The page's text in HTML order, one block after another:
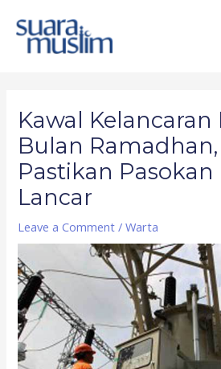
content
Kawal
Bulan Ramadhan,
Pastikan
Lancar
Leave a Comment /Warta